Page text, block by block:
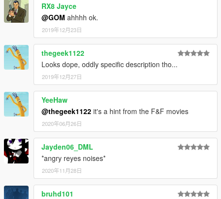
RX8 Jayce
@GOM ahhhh ok.
2019年12月23日
thegeek1122
Looks dope, oddly specific description tho...
2019年12月27日
YeeHaw
@thegeek1122 it's a hint from the F&F movies
2020年06月26日
Jayden06_DML
*angry reyes noises*
2020年11月28日
bruhd101